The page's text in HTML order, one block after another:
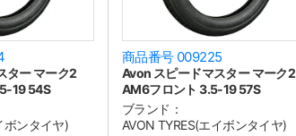
ター マーク2
19 54S
ボンタイヤ)
商品番号 009225
Avon スピードマスター マーク2
AM6フロント 3.5-19 57S
ブランド：
AVON TYRES(エイボンタイヤ)